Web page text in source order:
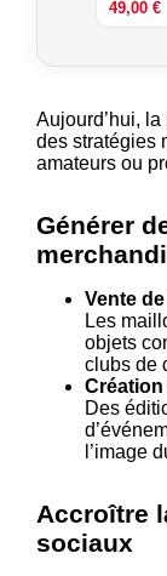
49,00 €
Aujourd’hui,
des stratégies
amateurs ou
Générer
Vente
Les
objets
clubs de
Des
l’image
Accroître
sociaux